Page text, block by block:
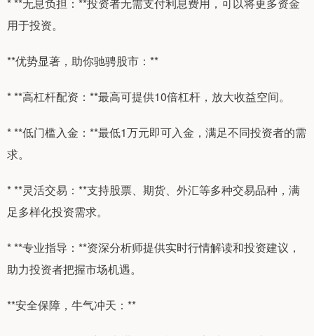
* **无息负担：**投资者无需支付利息费用，可以将更多资金
用于投资。
**优势显著，助你驰骋股市：**
* **高杠杆配资：**最高可提供10倍杠杆，放大收益空间。
* **低门槛入金：**最低1万元即可入金，满足不同投资者的需
求。
* **灵活交易：**支持股票、期货、外汇等多种交易品种，满
足多样化投资需求。
* **专业指导：**资深分析师提供实时行情解读和投资建议，
助力投资者把握市场机遇。
**安全保障，牛气冲天：**